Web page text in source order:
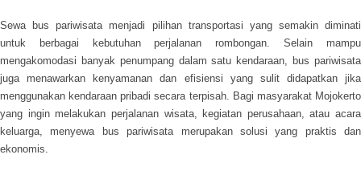
Sewa bus pariwisata menjadi pilihan transportasi yang semakin diminati
untuk berbagai kebutuhan perjalanan rombongan. Selain mampu
mengakomodasi banyak penumpang dalam satu kendaraan, bus pariwisata
juga menawarkan kenyamanan dan efisiensi yang sulit didapatkan jika
menggunakan kendaraan pribadi secara terpisah. Bagi masyarakat Mojokerto
yang ingin melakukan perjalanan wisata, kegiatan perusahaan, atau acara
keluarga, menyewa bus pariwisata merupakan solusi yang praktis dan
ekonomis.